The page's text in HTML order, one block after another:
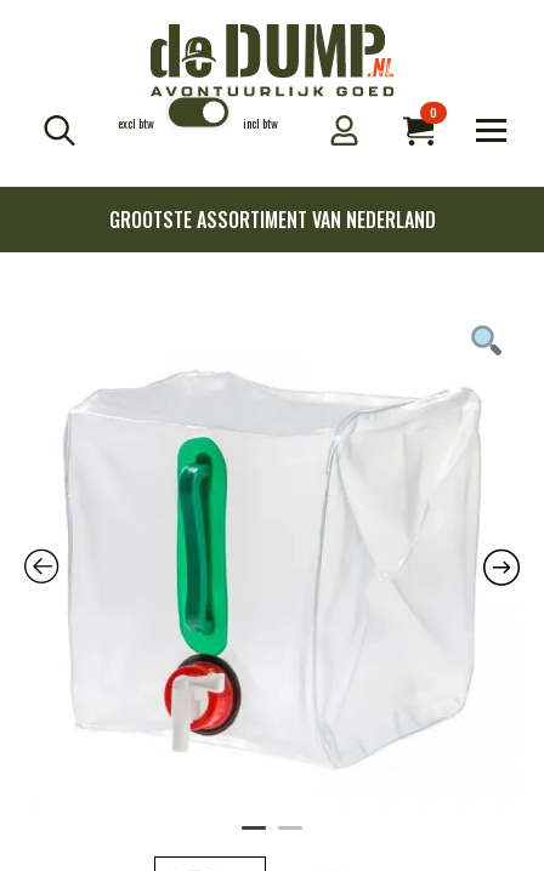
excl btw incl btw
0
GROOTSTE ASSORTIMENT VAN NEDERLAND